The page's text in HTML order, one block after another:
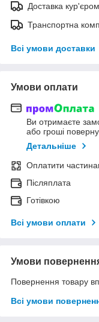
Доставка кур'єром
Транспортна
Всі умови доставки
Умови оплати
Ви отримаєте
або гроші
Детальніше
Оплатити
Післяплата
Готівкою
Всі умови оплати
Умови
Повернення товару
Всі умови